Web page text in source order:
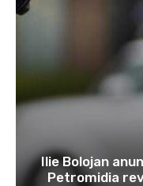
Ilie Bolojan
Petromidia